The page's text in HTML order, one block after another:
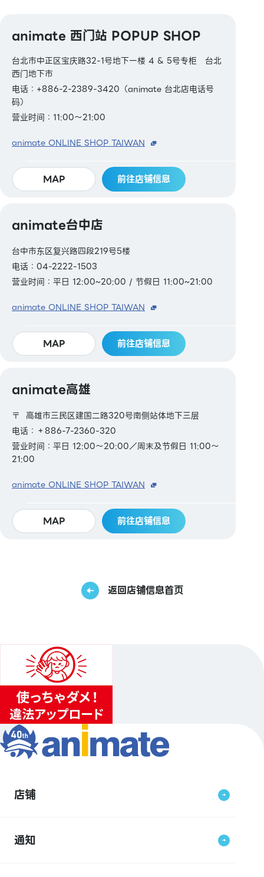
animate 西门站 POPUP SHOP
台北市中正区宝庆路32-1号地下一楼 4 & 5号专柜 台北
西门地下市
电话：+886-2-2389-3420（animate 台北店电话号
码）
营业时间：11:00～21:00
animate ONLINE SHOP TAIWAN
MAP 前往店铺信息
animate台中店
台中市东区复兴路四段219号5楼
电话：04-2222-1503
营业时间：平日 12:00~20:00 / 节假日 11:00~21:00
animate ONLINE SHOP TAIWAN
MAP 前往店铺信息
animate高雄
〒 高雄市三民区建国二路320号南侧站体地下三层
电话：＋886-7-2360-320
营业时间：平日 12:00～20:00／周末及节假日 11:00～
21:00
animate ONLINE SHOP TAIWAN
MAP 前往店铺信息
返回店铺信息首页
店铺
通知